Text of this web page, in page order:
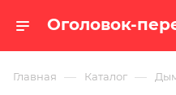
Главная — Каталог —